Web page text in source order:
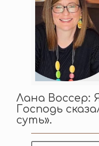
Лана Воссер:
Господь
суть».